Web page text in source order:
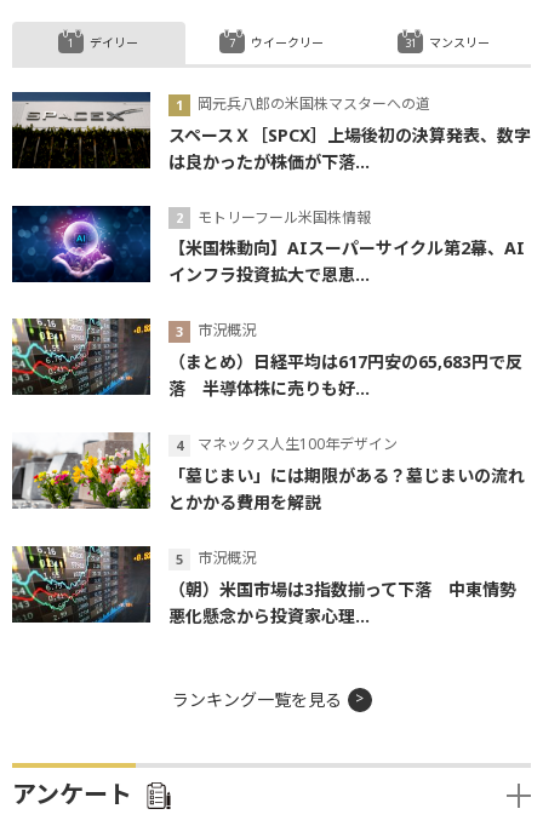
デイリー
岡元兵八郎の米国株マスターへの道
スペースＸ［SPCX］上場後初の決算発表、数字
は良かったが株価が下落...
モトリーフール米国株情報
【米国株動向】AIスーパーサイクル第2幕、AI
インフラ投資拡大で恩恵...
市況概況
（まとめ）日経平均は617円安の65,683円で反
落 半導体株に売りも好...
マネックス人生100年デザイン
「墓じまい」には期限がある？墓じまいの流れ
とかかる費用を解説
市況概況
（朝）米国市場は3指数揃って下落 中東情勢
悪化懸念から投資家心理...
ウイークリー マンスリー
ランキング一覧を見る
アンケート